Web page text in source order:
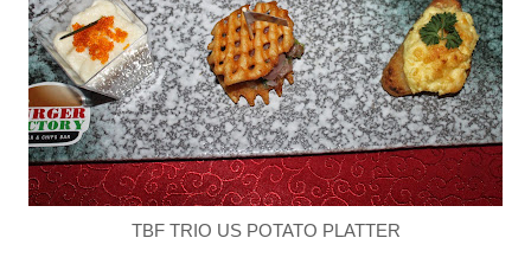
TBF TRIO US POTATO PLATTER